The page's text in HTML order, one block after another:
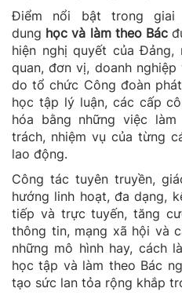
Điểm nổi bật trong giai
dung học và làm theo Bác
hiện nghị quyết của
quan, đơn vị, doanh
do tổ chức Công đoàn
học tập lý luận, các cấp
hóa bằng những việc
trách, nhiệm vụ của từng
lao động.
Công tác tuyên truyền,
hướng linh hoạt, đa dạng,
tiếp và trực tuyến, tăng
thông tin, mạng xã hội và
những mô hình hay, cách
học tập và làm theo Bác
tạo sức lan tỏa rộng khắp